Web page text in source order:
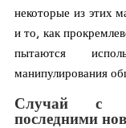
некоторые из этих
и то, как
пытаются
манипулирования
Случай с
последними